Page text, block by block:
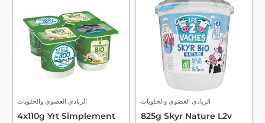
الزبادي العضوي والحلويات
4x110g Yrt Simplement
الزبادي العضوي والحلويات
825g Skyr Nature L2v